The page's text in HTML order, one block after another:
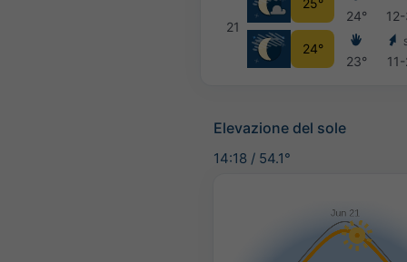
21
25°
24°
24°
23°
Elevazione del sole
14:18 / 54.1°